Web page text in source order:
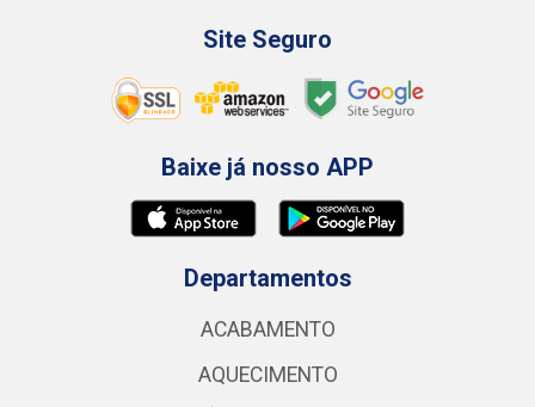
Site Seguro
Baixe já nosso APP
Departamentos
ACABAMENTO
AQUECIMENTO